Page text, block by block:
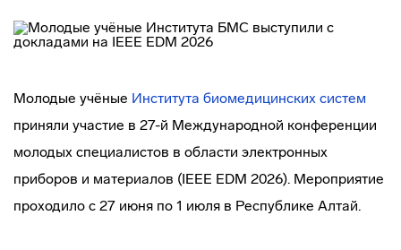
Молодые учёные Института биомедицинских систем
приняли участие в 27-й Международной конференции
молодых специалистов в области электронных
приборов и материалов (IEEE EDM 2026). Мероприятие
проходило с 27 июня по 1 июля в Республике Алтай.